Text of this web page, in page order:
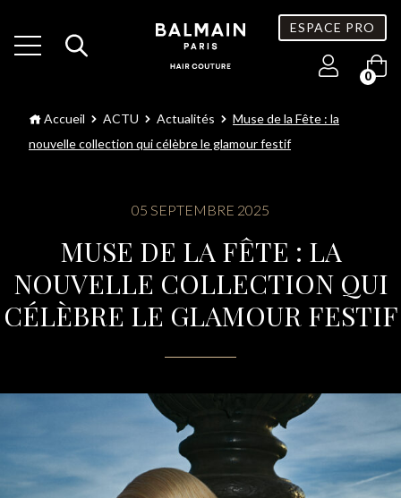
ESPACE PRO
0
MUSE DE LA FÊTE : LA
NOUVELLE COLLECTION QUI
CÉLÈBRE LE GLAMOUR FESTIF
05 SEPTEMBRE 2025
Accueil ACTU Actualités
Muse de la Fête : la
nouvelle collection qui célèbre le glamour festif